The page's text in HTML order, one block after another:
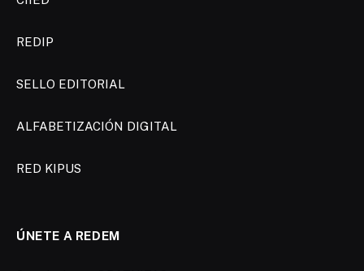
REDIP
SELLO EDITORIAL
ALFABETIZACIÓN DIGITAL
RED KIPUS
ÚNETE A REDEM